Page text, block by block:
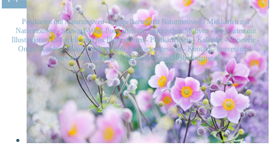
Postkarten mit Naturmotiven-Doppelkarten mit Naturmotiven -Midikarten mit
Naturmotiven-Schwarz-Weiß-Postkarten mit historischen Motiven- Postkarten mit
Illustrationen-Doppelkarten mit Illustrationen- Postkartensets- Kalender-Papeterie -
Online-Katalog-Handelsvertreter für Postkarten gesucht- Kontakt-Impressum-
Datenschutzerklärung- Allgemeine Geschäftsbedingungen